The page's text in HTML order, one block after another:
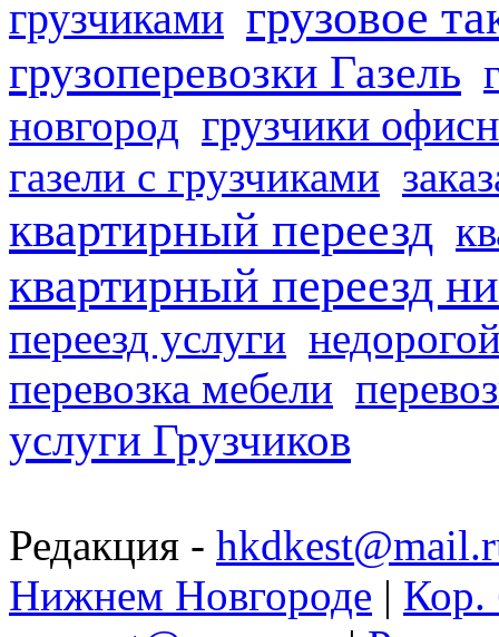
грузчиками грузовое
грузоперевозки Газель
новгород грузчики
газели с грузчиками
квартирный переезд
квартирный переезд
переезд услуги
перевозка мебели
услуги Грузчиков
Редакция -
Нижнем Новгороде | Кор.